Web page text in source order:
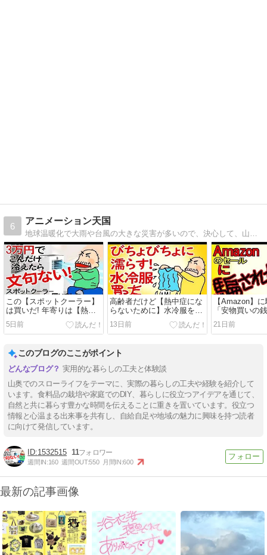
6
アニメーション天国
この【スポットクーラー】
は買いだ! 年寄りは【熱中
症】にならんように命は自
分で守ろう! 【老後は年金
で田舎暮らし】
5日前
高齢者だけど【熱中症にな
らないために】水冷服を買
ってみた 2267円クールベ
スト 着て見ました【老後は
年金で田舎暮らし】
13日前
【Amazon】
「安物買いの
アルな動画で
金で田舎暮ら
21日前
このブログのここがポイント
実用的な暮らしの工夫と体験談
山奥でのスローライフをテーマに、実際の暮らしの工夫や経験を紹介して
います。食料品の栽培や家庭でのDIY、暮らしに役立つアイデアを通じて、
自然と共に暮らす豊かな時間を伝えることに重きを置いています。役立つ
情報と心温まる出来事を共有し、自給自足や地域の魅力に興味を持つ読者
に向けて発信しています。
1532515 11
週間IN:160 週間OUT:550 月間IN:600
最新の記事画像